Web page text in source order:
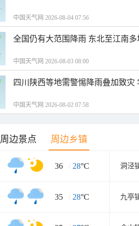
中国天气网 2026-08-04 07:56
全国仍有大范围降雨 东北至江南
中国天气网 2026-08-03 08:00
四川陕西等地需警惕降雨叠加致
中国天气网 2026-08-02 07:58
周边景点 周边乡镇
36 / 28°C 洞泾
35 / 28°C 九亭